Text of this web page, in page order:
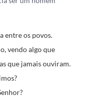
entre os povos.
vendo algo que
que jamais ouviram.